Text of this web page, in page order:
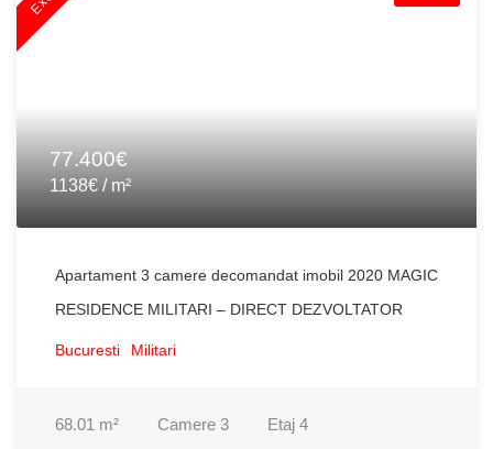
77.400€
1138€ / m²
Apartament 3 camere decomandat imobil 2020 MAGIC
RESIDENCE MILITARI – DIRECT DEZVOLTATOR
Bucuresti Militari
68.01 m² Camere 3 Etaj 4